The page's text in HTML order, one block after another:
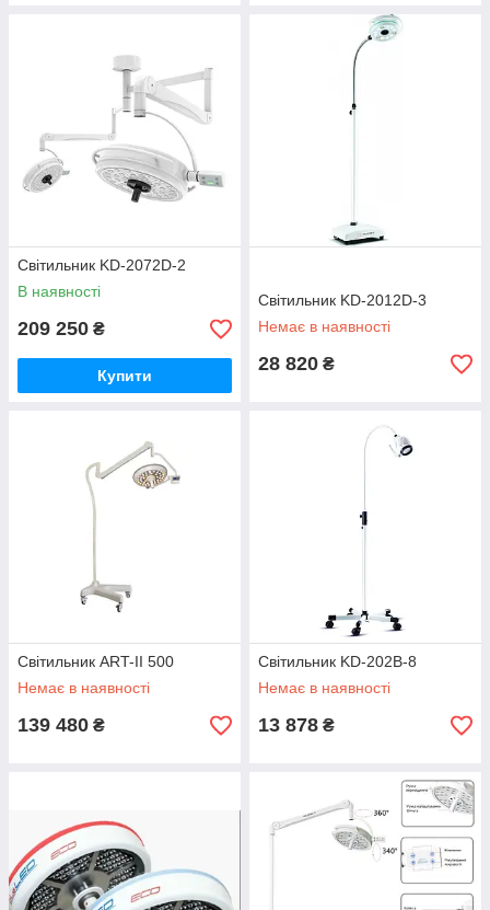
Світильник KD-2072D-2
В наявності
209 250 ₴
Купити
Світильник KD-2012D-3
Немає в наявності
28 820 ₴
Світильник ART-II 500
Немає в наявності
139 480 ₴
Світильник KD-202B-8
Немає в наявності
13 878 ₴